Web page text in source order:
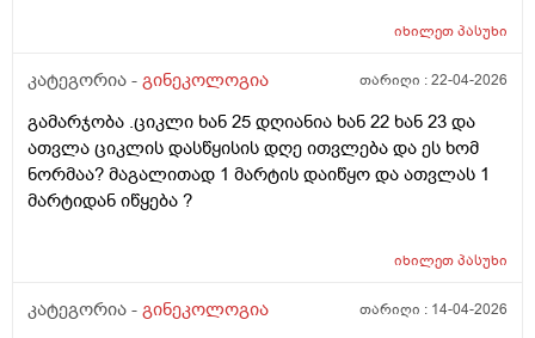
იხილეთპასუხი
კატეგორია - გინეკოლოგია თარიღი :22-04-2026
გამარჯობა .ციკლი ხან 25 დღიანია ხან 22 ხან 23 და
ათვლა ციკლის დასწყისის დღე ითვლება და ეს ხომ
ნორმაა? მაგალითად 1 მარტის დაიწყო და ათვლას 1
მარტიდან იწყება ?
იხილეთპასუხი
კატეგორია - გინეკოლოგია თარიღი : 14-04-2026